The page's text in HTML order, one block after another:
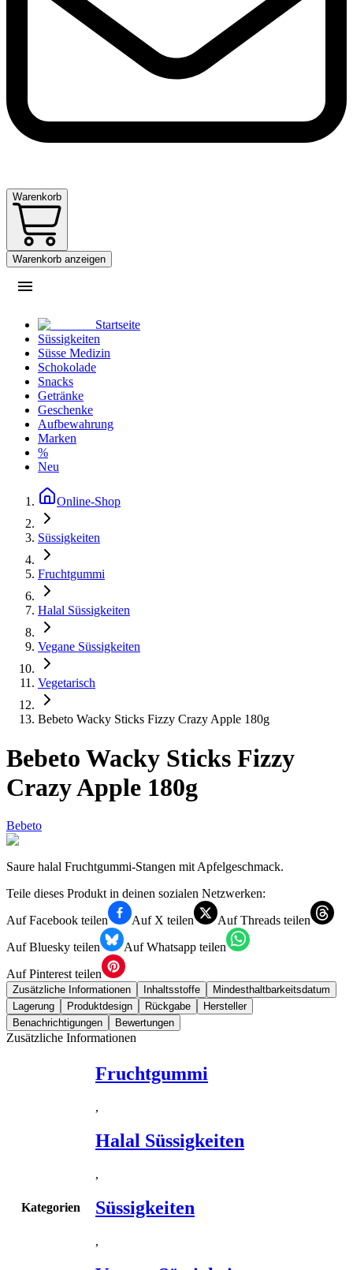
Warenkorb
Warenkorb anzeigen
Startseite
Süssigkeiten
Süsse Medizin
Schokolade
Snacks
Getränke
Geschenke
Aufbewahrung
Marken
%
Neu
Online-Shop
Süssigkeiten
Fruchtgummi
Halal Süssigkeiten
Vegane Süssigkeiten
Vegetarisch
Bebeto Wacky Sticks Fizzy Crazy Apple 180g
Bebeto Wacky Sticks Fizzy
Crazy Apple 180g
Bebeto
Saure halal Fruchtgummi-Stangen mit Apfelgeschmack.
Teile dieses Produkt in deinen sozialen Netzwerken:
Auf Facebook teilen
Auf X teilen
Auf Threads teilen
Auf Bluesky teilen
Auf Whatsapp teilen
Auf Pinterest teilen
Zusätzliche Informationen Inhaltsstoffe
Mindesthaltbarkeitsdatum
Lagerung
Produktdesign Rückgabe
Hersteller
Benachrichtigungen
Bewertungen
Zusätzliche Informationen
Kategorien
Fruchtgummi
,
Halal Süssigkeiten
,
Süssigkeiten
,